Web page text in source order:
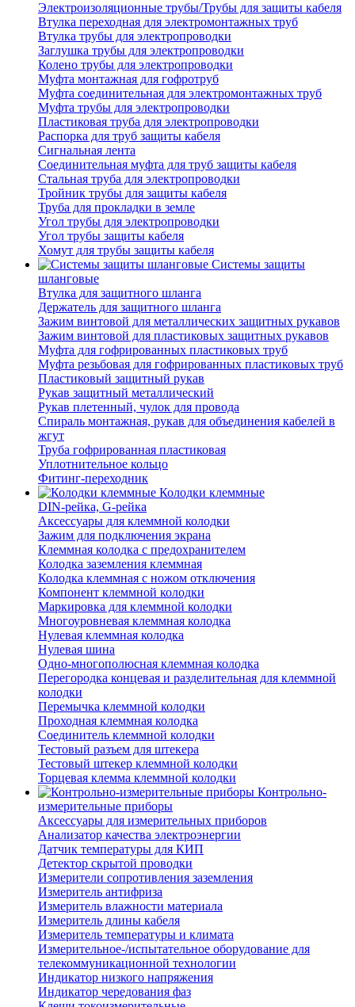
Электроизоляционные трубы/Трубы для защиты кабеля
Втулка переходная для электромонтажных труб
Втулка трубы для электропроводки
Заглушка трубы для электропроводки
Колено трубы для электропроводки
Муфта монтажная для гофротруб
Муфта соединительная для электромонтажных труб
Муфта трубы для электропроводки
Пластиковая труба для электропроводки
Распорка для труб защиты кабеля
Сигнальная лента
Соединительная муфта для труб защиты кабеля
Стальная труба для электропроводки
Тройник трубы для защиты кабеля
Труба для прокладки в земле
Угол трубы для электропроводки
Угол трубы защиты кабеля
Хомут для трубы защиты кабеля
Системы защиты
шланговые
Втулка для защитного шланга
Держатель для защитного шланга
Зажим винтовой для металлических защитных рукавов
Зажим винтовой для пластиковых защитных рукавов
Муфта для гофрированных пластиковых труб
Муфта резьбовая для гофрированных пластиковых труб
Пластиковый защитный рукав
Рукав защитный металлический
Рукав плетенный, чулок для провода
Спираль монтажная, рукав для объединения кабелей в
жгут
Труба гофрированная пластиковая
Уплотнительное кольцо
Фитинг-переходник
Колодки клеммные
DIN-рейка, G-рейка
Аксессуары для клеммной колодки
Зажим для подключения экрана
Клеммная колодка с предохранителем
Колодка заземления клеммная
Колодка клеммная с ножом отключения
Компонент клеммной колодки
Маркировка для клеммной колодки
Многоуровневая клеммная колодка
Нулевая клеммная колодка
Нулевая шина
Одно-многополюсная клеммная колодка
Перегородка концевая и разделительная для клеммной
колодки
Перемычка клеммной колодки
Проходная клеммная колодка
Соединитель клеммной колодки
Тестовый разъем для штекера
Тестовый штекер клеммной колодки
Торцевая клемма клеммной колодки
Контрольно-
измерительные приборы
Аксессуары для измерительных приборов
Анализатор качества электроэнергии
Датчик температуры для КИП
Детектор скрытой проводки
Измерители сопротивления заземления
Измеритель антифриза
Измеритель влажности материала
Измеритель длины кабеля
Измеритель температуры и климата
Измерительное-/испытательное оборудование для
телекоммуникационной технологии
Индикатор низкого напряжения
Индикатор чередования фаз